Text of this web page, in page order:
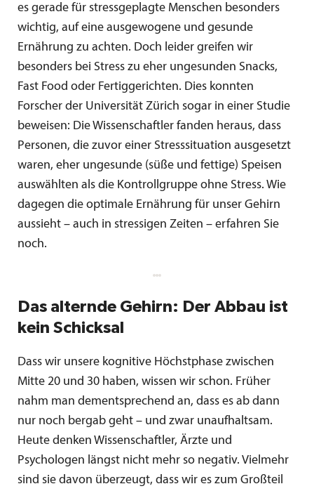
es gerade für stressgeplagte Menschen besonders
wichtig, auf eine ausgewogene und gesunde
Ernährung zu achten. Doch leider greifen wir
besonders bei Stress zu eher ungesunden Snacks,
Fast Food oder Fertiggerichten. Dies konnten
Forscher der Universität Zürich sogar in einer Studie
beweisen: Die Wissenschaftler fanden heraus, dass
Personen, die zuvor einer Stresssituation ausgesetzt
waren, eher ungesunde (süße und fettige) Speisen
auswählten als die Kontrollgruppe ohne Stress. Wie
dagegen die optimale Ernährung für unser Gehirn
aussieht – auch in stressigen Zeiten – erfahren Sie
noch.
Das alternde Gehirn: Der Abbau ist
kein Schicksal
Dass wir unsere kognitive Höchstphase zwischen
Mitte 20 und 30 haben, wissen wir schon. Früher
nahm man dementsprechend an, dass es ab dann
nur noch bergab geht – und zwar unaufhaltsam.
Heute denken Wissenschaftler, Ärzte und
Psychologen längst nicht mehr so negativ. Vielmehr
sind sie davon überzeugt, dass wir es zum Großteil